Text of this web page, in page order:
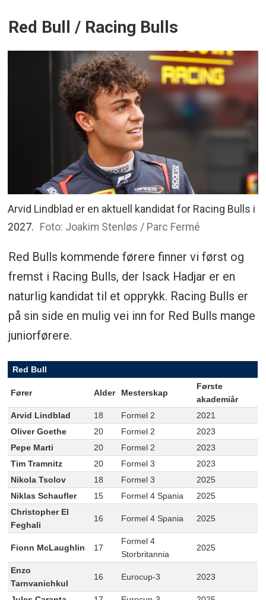
Red Bull / Racing Bulls
Arvid Lindblad er en aktuell kandidat for Racing Bulls i
2027. Foto: Joakim Stenløs / Parc Fermé
Red Bulls kommende førere finner vi først og
fremst i Racing Bulls, der Isack Hadjar er en
naturlig kandidat til et opprykk. Racing Bulls er
på sin side en mulig vei inn for Red Bulls mange
juniorførere.
Red Bull
Fører Alder Mesterskap
Første
akademiår
Arvid Lindblad
18 Formel 2
2021
Oliver Goethe
20 Formel 2
2023
Pepe Marti
20 Formel 2
2023
Tim Tramnitz
20 Formel 3
2023
Nikola Tsolov
18 Formel 3
2025
Niklas Schaufler
15 Formel 4 Spania
2025
Christopher El
Feghali
16 Formel 4 Spania 2025
Fionn McLaughlin 17
Formel 4
Storbritannia
2025
Enzo
Tarnvanichkul
16 Eurocup-3 2023